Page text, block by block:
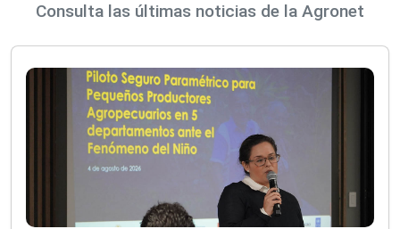
Consulta las últimas noticias de la Agronet